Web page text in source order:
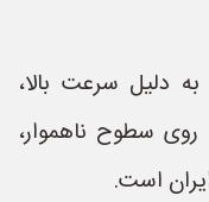
دلیل سرعت بالا،
روی سطوح ناهموار،
است.